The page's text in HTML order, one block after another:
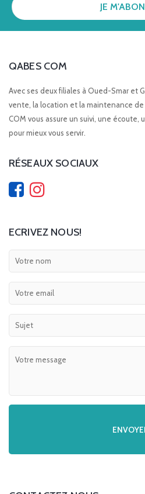
QABES COM
Avec ses deux filiales à Oued-Smar et
vente, la location et la maintenance
COM vous assure un suivi, une
pour mieux vous servir.
RÉSEAUX SOCIAUX
ECRIVEZ NOUS!